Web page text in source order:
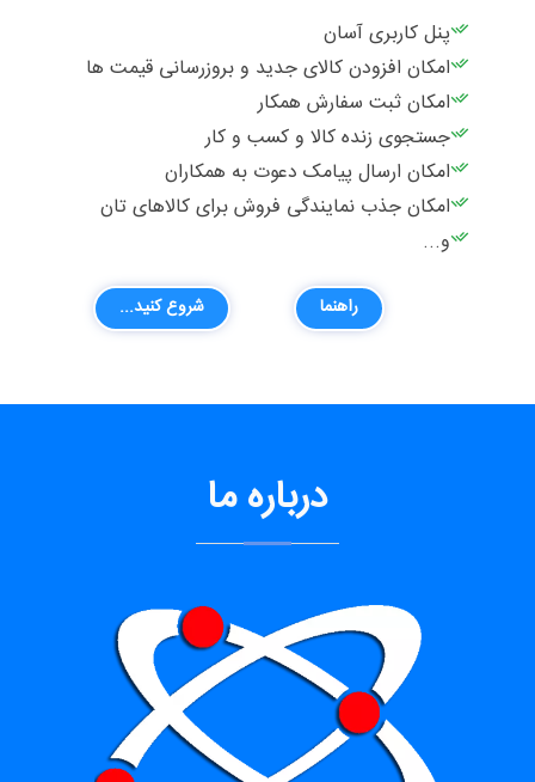
پنل کاربری آسان
امکان افزودن کالای جدید و بروزرسانی قیمت ها
امکان ثبت سفارش همکار
جستجوی زنده کالا و کسب و کار
امکان ارسال پیامک دعوت به همکاران
امکان جذب نمایندگی فروش برای کالاهای تان
و...
راهنما شروع کنید...
درباره ما